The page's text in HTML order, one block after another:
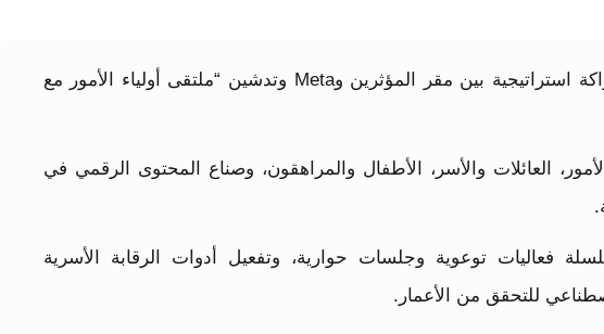
إطلاق شراكة استراتيجية بين مقر المؤثرين وMeta وتدشين “ملتقى أولياء الأمور مع
الأمور، العائلات والأسر، الأطفال والمراهقون، وصناع المحتوى الرقمي في
فعاليات توعوية وجلسات حوارية، وتفعيل أدوات الرقابة الأسرية
للتحقق من الأعمار.